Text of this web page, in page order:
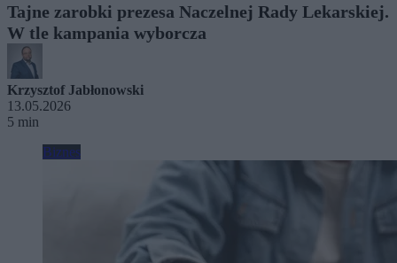
Tajne zarobki prezesa Naczelnej Rady Lekarskiej.
W tle kampania wyborcza
Krzysztof Jabłonowski
13.05.2026
5 min
Biznes